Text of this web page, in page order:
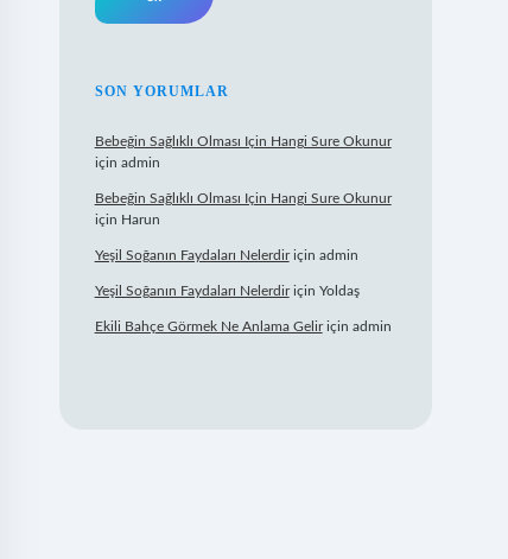
SON YORUMLAR
Bebeğin Sağlıklı Olması Için Hangi Sure Okunur
için admin
Bebeğin Sağlıklı Olması Için Hangi Sure Okunur
için Harun
Yeşil Soğanın Faydaları Nelerdiriçin admin
Yeşil Soğanın Faydaları Nelerdiriçin Yoldaş
Ekili Bahçe Görmek Ne Anlama Geliriçin admin